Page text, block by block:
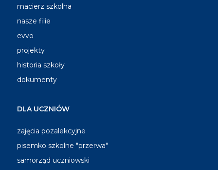
macierz szkolna
nasze filie
evvo
projekty
historia szkoły
dokumenty
DLA UCZNIÓW
zajęcia pozalekcyjne
pisemko szkolne "przerwa"
samorząd uczniowski